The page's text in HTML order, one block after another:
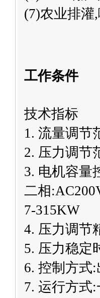
(7)农业排灌
工作条件
技术指标
1. 流量调节
2. 压力调节
3. 电机容量
二相
7-315KW
4. 压力调节
5. 压力稳定
6. 控制方式
7. 运行方式